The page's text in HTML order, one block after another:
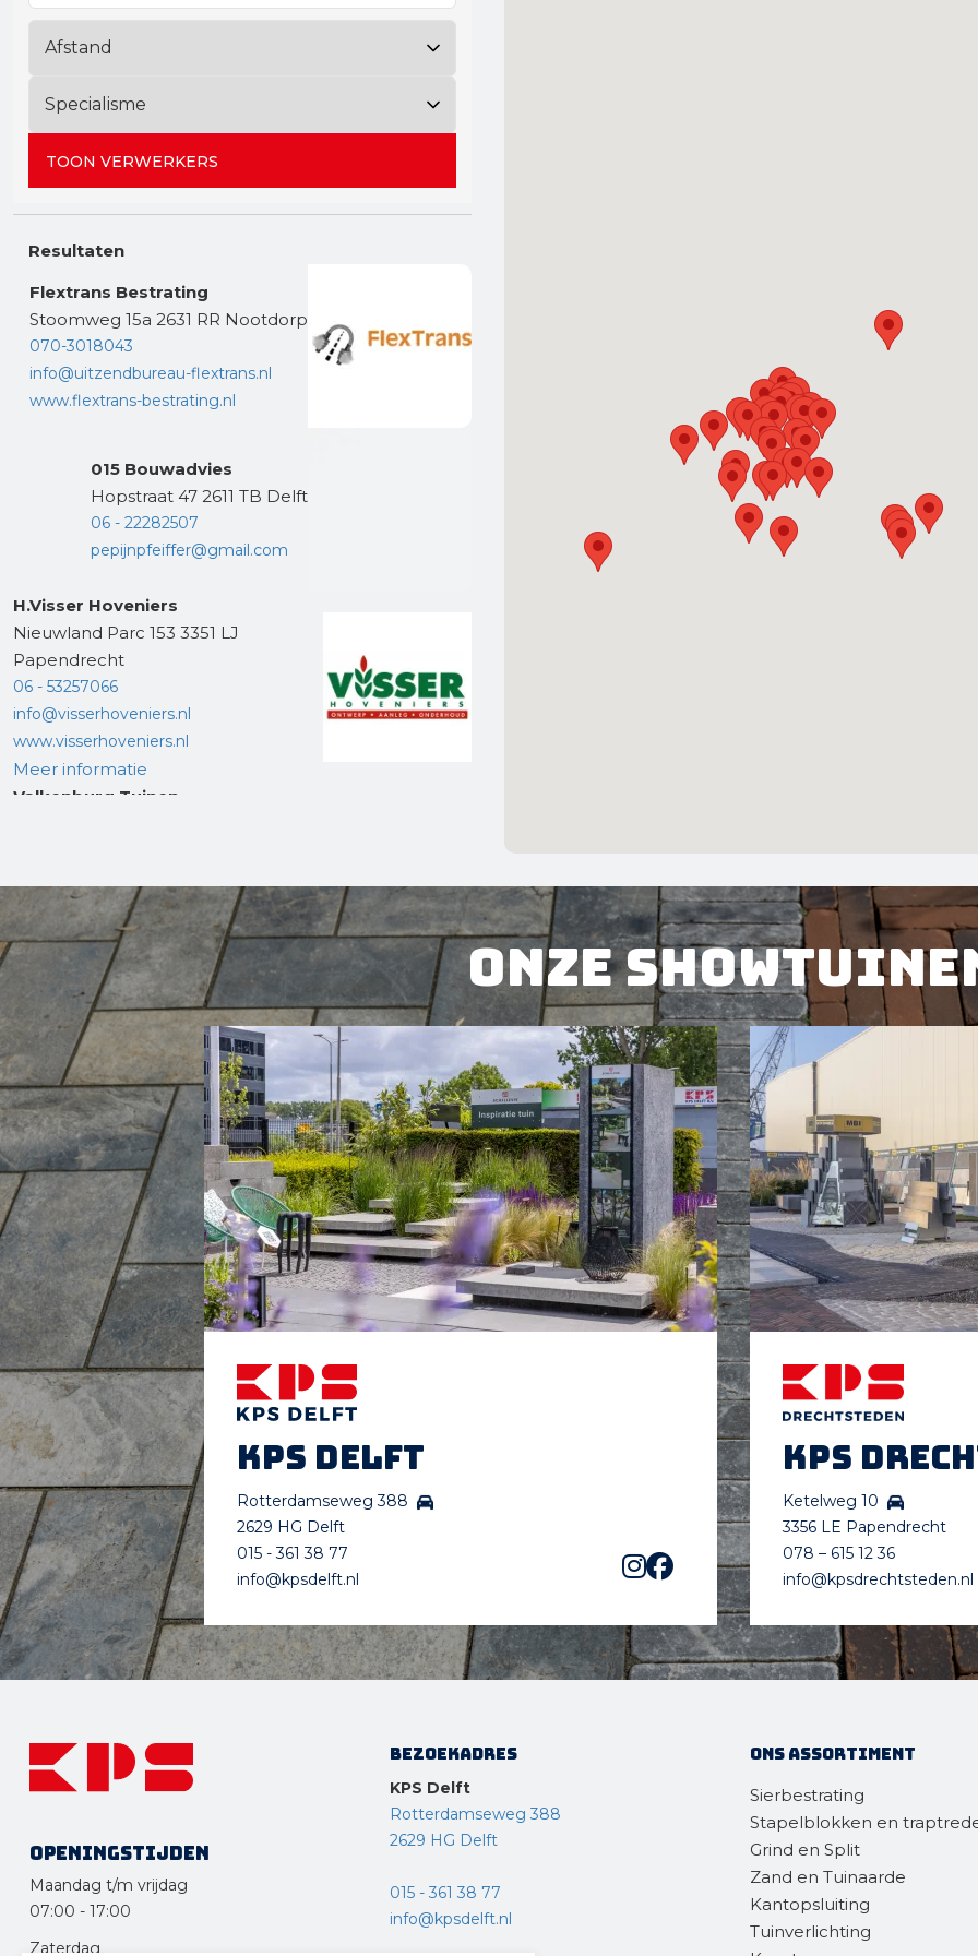
Gereedschap
Terrasplanken
Infra
TOON VERWERKERS
Resultaten
Flextrans Bestrating
Stoomweg 15a 2631 RR Nootdorp
070-3018043
info@uitzendbureau-flextrans.nl
www.flextrans-bestrating.nl
015 Bouwadvies
Hopstraat 47 2611 TB Delft
06 - 22282507
pepijnpfeiffer@gmail.com
H.Visser Hoveniers
Nieuwland Parc 153 3351 LJ
Papendrecht
06 - 53257066
info@visserhoveniers.nl
www.visserhoveniers.nl
Meer informatie
Valkenburg Tuinen
tim@valkenburgtuinen.nl
valkenburgtuinen.nl
Meer informatie
Langeveld Tuinen
Wilhelminalaan 87 2625 LG Delft
06 - 41698094
langeveldtuinen@gmail.com
Marco de Zeeuw
Overschiese Dorpstraat 24 3043 CS
Rotterdam
06 - 23159429
AnenMar@planet.nl
Meer informatie
Hoveniersbedrijf Koen Huisman
Abtswoude 50a 2636 EE
Schipluiden
06 - 46026056
info@koenhuisman.nl
www.koenhuisman.nl
Hoveniersbedrijf P. van Etten
Vrouwe Lideweijsingel 26 3155 VW
Maasland
06 - 55713553
pietert78@gmail.com
Van Winden Tuinen
Polderweg 148c 3125 KG Schiedam
www.vanwindentuinen.nl
Meer informatie
Rijswijk
06 - 23534970
info@kelvinbosman.nl
www.kelvinbosman.nl
Onze
KPS Delft
Rotterdamseweg 388
2629 HG Delft
015 - 361 38 77
info@kpsdelft.nl
KPS
Ketelweg 10
3356 LE Papendrecht
078 – 615 12 36
info@kpsdrechtsteden.nl
Openingstijden
Maandag t/m vrijdag
07:00 - 17:00
Zaterdag
Bezoekadres
KPS Delft
Rotterdamseweg 388
2629 HG Delft
015 - 361 38 77
info@kpsdelft.nl
Ons assortiment
Sierbestrating
Stapelblokken en
Grind en Split
Zand en Tuinaarde
Kantopsluiting
Tuinverlichting